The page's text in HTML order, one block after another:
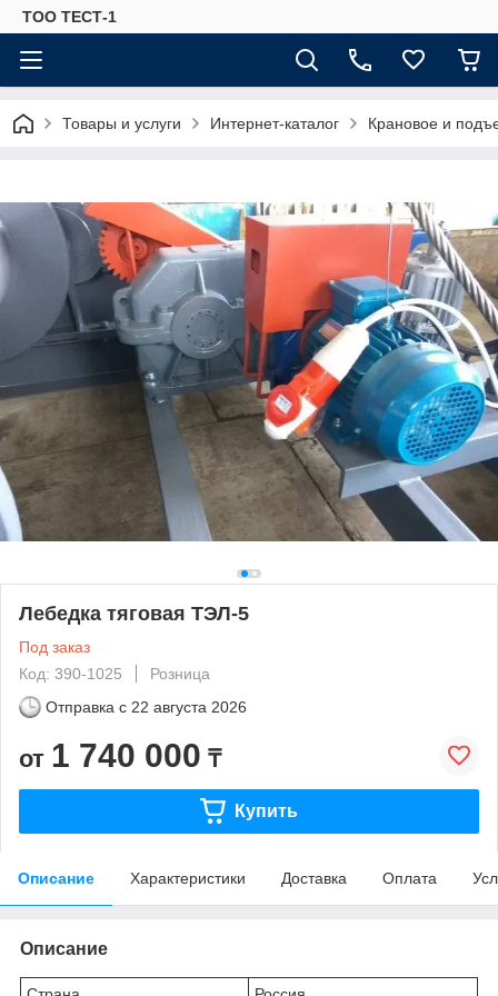
ТОО ТЕСТ-1
Товары и услуги Интернет-каталог Крановое и
Лебедка тяговая ТЭЛ-5
Под заказ
Код: 390-1025
Розница
Отправка с 22 августа 2026
от 1 740 000 ₸
Купить
Описание Характеристики Доставка Оплата
Описание